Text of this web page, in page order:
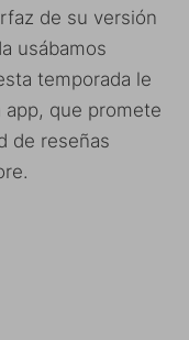
de su versión
usábamos
temporada le
que promete
de reseñas